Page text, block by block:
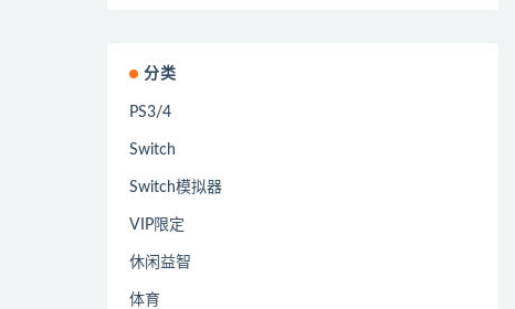
分类
PS3/4
Switch
Switch模拟器
VIP限定
休闲益智
体育